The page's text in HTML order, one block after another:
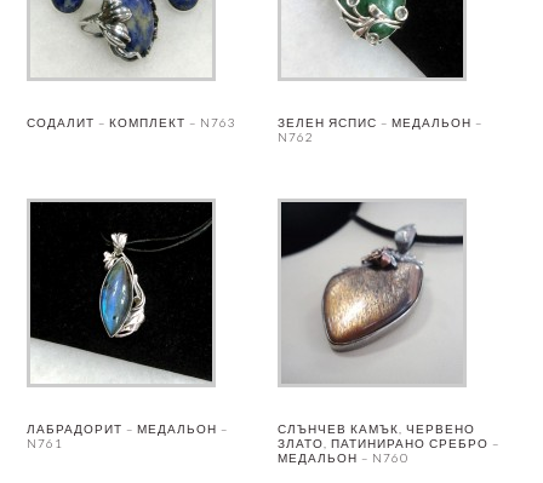
СОДАЛИТ – КОМПЛЕКТ – N763
ЗЕЛЕН ЯСПИС – МЕДАЛЬОН –
N762
ЛАБРАДОРИТ – МЕДАЛЬОН –
N761
СЛЪНЧЕВ КАМЪК, ЧЕРВЕНО
ЗЛАТО, ПАТИНИРАНО СРЕБРО –
МЕДАЛЬОН – N760